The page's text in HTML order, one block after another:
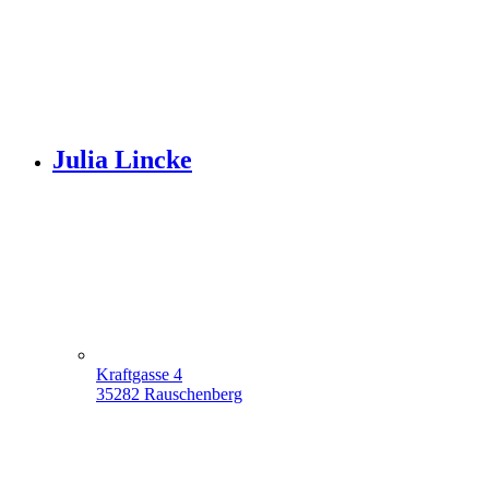
Julia Lincke
Kraftgasse 4
35282 Rauschenberg